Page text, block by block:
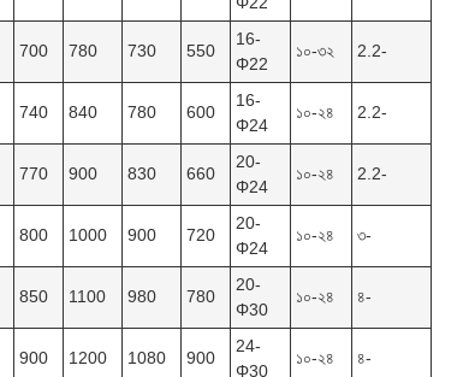
700 780 730 550
16-
Φ22
১০-৩২ 2.2-
740 840 780 600
16-
Φ24
১০-২৪ 2.2-
770 900 830 660
20-
Φ24
১০-২৪ 2.2-
800 1000 900 720
20-
Φ24
১০-২৪ ৩-
850 1100 980 780
20-
Φ30
১০-২৪ ৪-
900 1200 1080 900
24-
Φ30
১০-২৪ ৪-